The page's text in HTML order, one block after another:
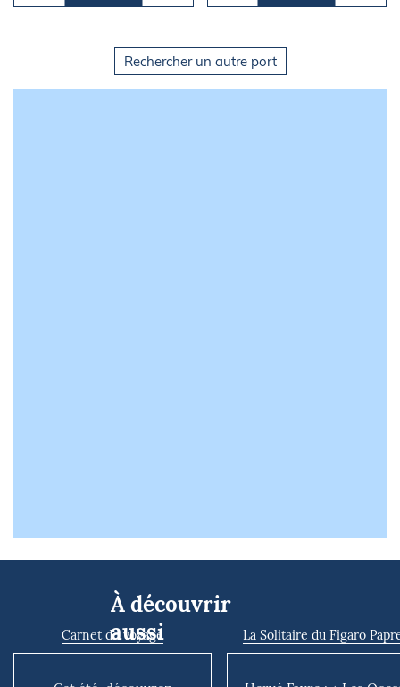
Rechercher un autre port
À découvrir
aussi
Carnet de voyage La Solitaire du Figaro